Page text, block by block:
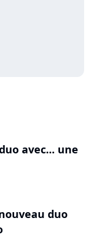
avec... une
duo